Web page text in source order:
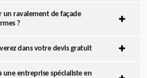
un ravalement de façade
?
dans votre devis gratuit
une entreprise spécialiste en